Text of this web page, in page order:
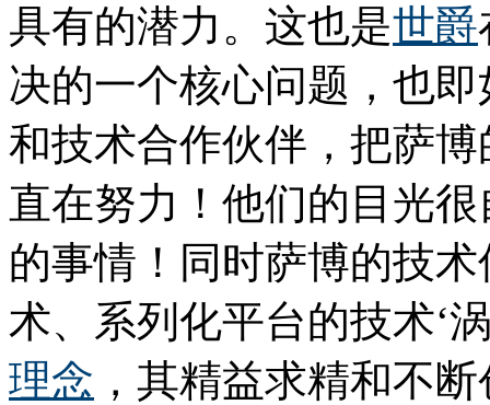
具有的潜力。这也是世爵
决的一个核心问题，也
和技术合作伙伴，把萨
直在努力！他们的目光
的事情！同时萨博的技
术、系列化平台的技术‘
理念 ，其精益求精和不